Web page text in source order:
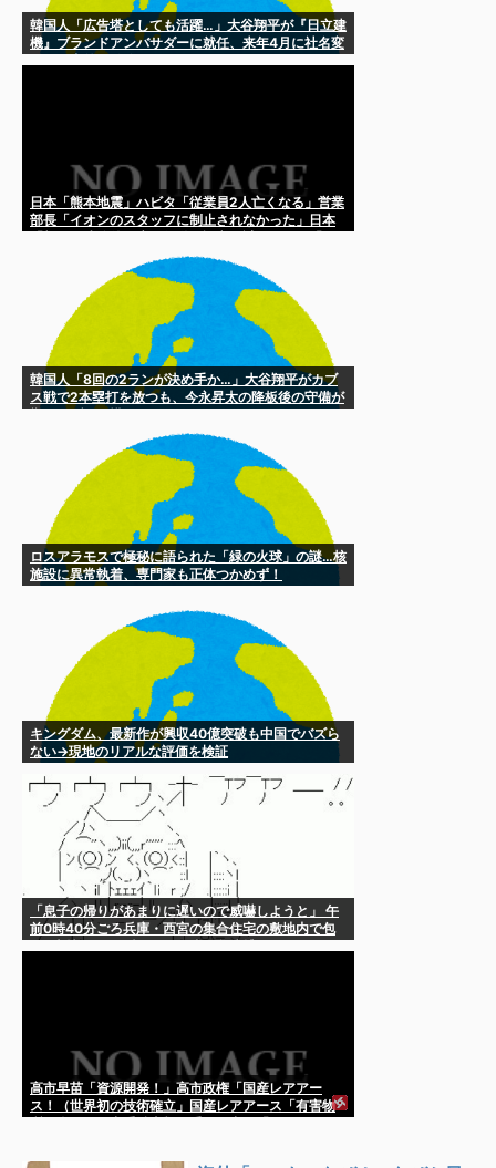
韓国人「広告塔としても活躍…」大谷翔平が『日立建
機』ブランドアンバサダーに就任、来年4月に社名変
日本「熊本地震」ハビタ「従業員2人亡くなる」営業
部長「イオンのスタッフに制止されなかった」日本
入館可能の事実ない」→
韓国人「8回の2ランが決め手か…」大谷翔平がカブ
ス戦で2本塁打を放つも、今永昇太の降板後の守備が
ロスアラモスで極秘に語られた「緑の火球」の謎…核
施設に異常執着、専門家も正体つかめず！
キングダム、最新作が興収40億突破も中国でバズら
ない→現地のリアルな評価を検証
「息子の帰りがあまりに遅いので威嚇しようと」 午
前0時40分ごろ兵庫・西宮の集合住宅の敷地内で包
高市早苗「資源開発！」高市政権「国産レアアー
ス！（世界初の技術確立」国産レアアース「有害物